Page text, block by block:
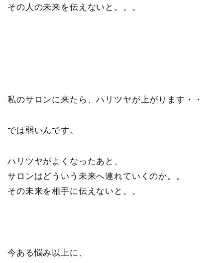
その人の未来を伝えないと。。。
私のサロンに来たら、ハリツヤが上がります・・
では弱いんです。
ハリツヤがよくなったあと、
サロンはどういう未来へ連れていくのか。。
その未来を相手に伝えないと。。
今ある悩み以上に、